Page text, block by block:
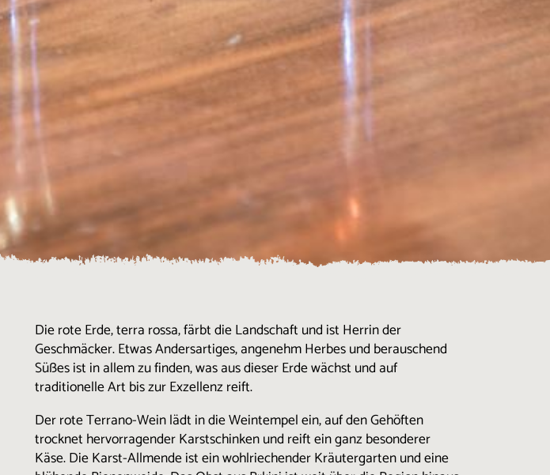
Die rote Erde, terra rossa, färbt die Landschaft und ist Herrin der
Geschmäcker. Etwas Andersartiges, angenehm Herbes und berauschend
Süßes ist in allem zu finden, was aus dieser Erde wächst und auf
traditionelle Art bis zur Exzellenz reift.
Der rote Terrano-Wein lädt in die Weintempel ein, auf den Gehöften
trocknet hervorragender Karstschinken und reift ein ganz besonderer
Käse. Die Karst-Allmende ist ein wohlriechender Kräutergarten und eine